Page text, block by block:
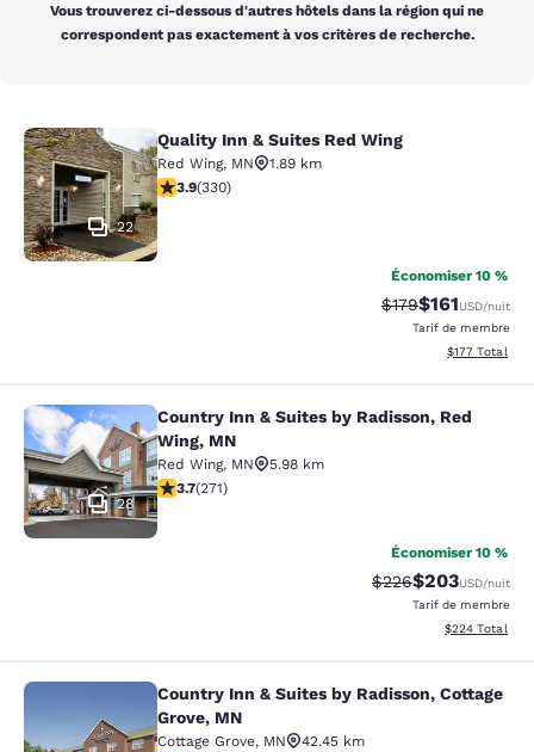
Vous trouverez ci-dessous d'autres hôtels dans la région qui ne
correspondent pas exactement à vos critères de recherche.
Quality Inn & Suites Red Wing
22
Quality Inn & Suites Red Wing
Red Wing, MN
1.89 km
3.94 étoiles. Bien. 330 commentaires
3.9(330)
Économiser 10 %
Tarif barré :
$179Tarif réduit :
$161USD/nuit
Tarif de membre
Afficher les
$177 Total
Country Inn & Suites by Radisson,
28
Country Inn & Suites by Radisson, Red
Wing, MN
Red Wing, MN
5.98 km
3.69 étoiles. Bien. 271 commentaires
3.7(271)
Économiser 10 %
Tarif barré :
$226Tarif réduit :
$203USD/nuit
Tarif de membre
Afficher les
$224 Total
Country Inn & Suites by Radisson,
Country Inn & Suites by Radisson, Cottage
Grove, MN
Cottage Grove, MN
42.45 km